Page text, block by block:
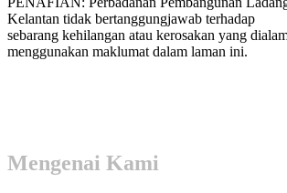
Kelantan tidak bertanggungjawab terhadap
sebarang kehilangan atau kerosakan yang
menggunakan maklumat dalam laman ini.
Mengenai Kami